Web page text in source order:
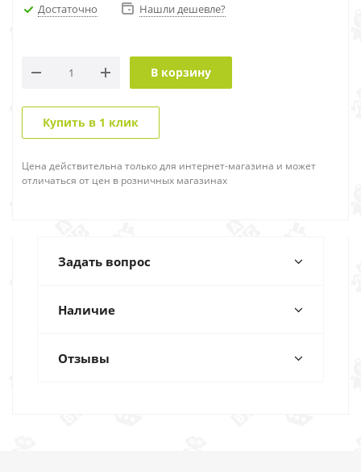
Достаточно Нашли дешевле?
В корзину
Купить в 1 клик
Цена действительна только для интернет-магазина и может
отличаться от цен в розничных магазинах
Задать вопрос
Наличие
Отзывы